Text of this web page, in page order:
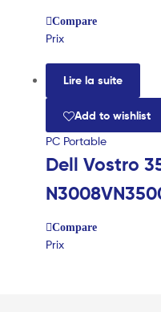
Compare
Prix
Lire la suite
Add to wishlist
PC Portable
Dell Vostro
Compare
Prix